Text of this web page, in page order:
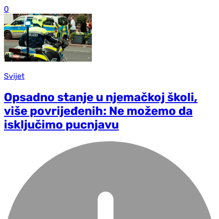
0
Svijet
Opsadno stanje u njemačkoj školi,
više povrijeđenih: Ne možemo da
isključimo pucnjavu